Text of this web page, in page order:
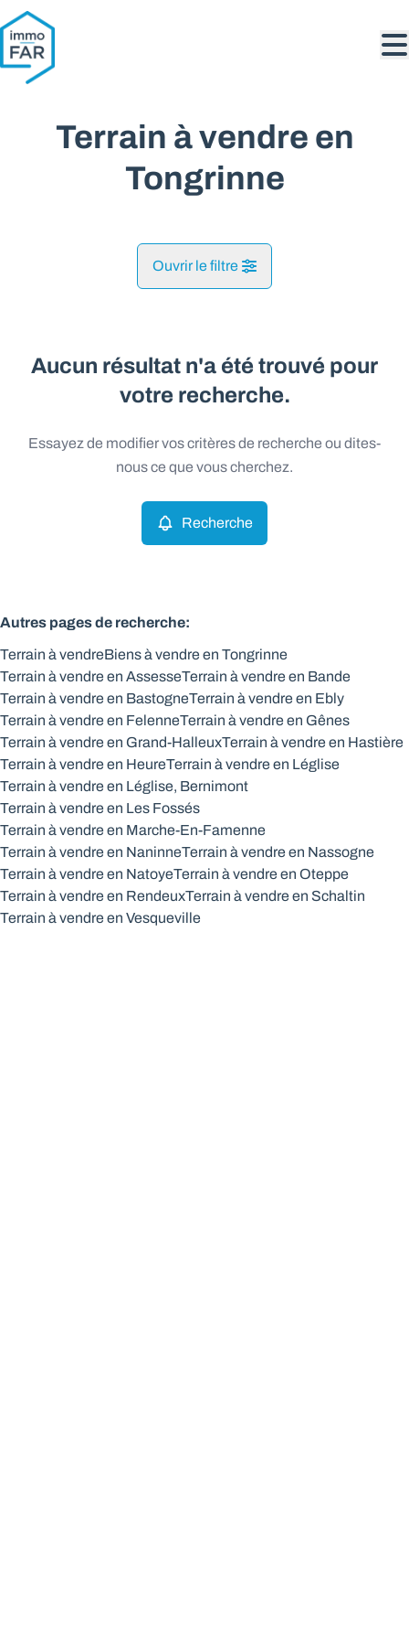
Aller au contenu principal
Terrain à vendre en
Tongrinne
Ouvrir le filtre
Tongrinne (5140) Remove
Terrain Remove
Max. budget
Chercher
Vue de la carte
Recherche Trier par
Aucun résultat n'a été trouvé pour
votre recherche.
Essayez de modifier vos critères de recherche ou dites-
nous ce que vous cherchez.
Recherche
Autres pages de recherche:
Terrain à vendreBiens à vendre en Tongrinne
Terrain à vendre en AssesseTerrain à vendre en Bande
Terrain à vendre en BastogneTerrain à vendre en Ebly
Terrain à vendre en FelenneTerrain à vendre en Gênes
Terrain à vendre en Grand-HalleuxTerrain à vendre en Hastière
Terrain à vendre en HeureTerrain à vendre en Léglise
Terrain à vendre en Léglise, Bernimont
Terrain à vendre en Les Fossés
Terrain à vendre en Marche-En-Famenne
Terrain à vendre en NaninneTerrain à vendre en Nassogne
Terrain à vendre en NatoyeTerrain à vendre en Oteppe
Terrain à vendre en RendeuxTerrain à vendre en Schaltin
Terrain à vendre en Vesqueville